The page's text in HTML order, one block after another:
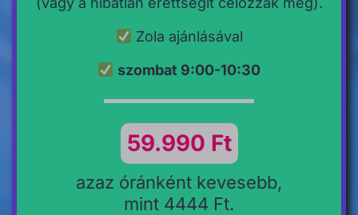
Zola ajánlásával
szombat 9:00-10:30
59.990 Ft
azaz óránként kevesebb,
mint 4444 Ft.